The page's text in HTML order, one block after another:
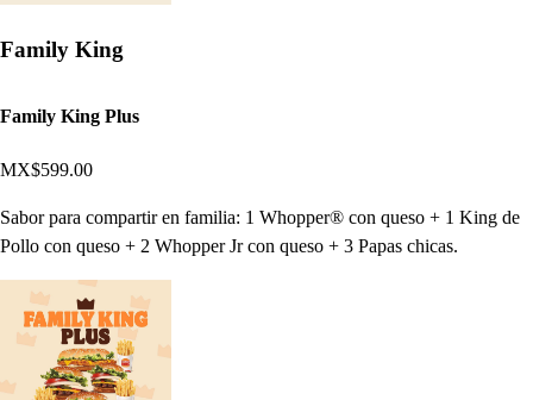
Family King
Family King Plus
MX$599.00
Sabor para compartir en familia: 1 Whopper® con queso + 1 King de
Pollo con queso + 2 Whopper Jr con queso + 3 Papas chicas.